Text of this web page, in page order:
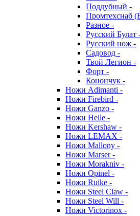
Поддубный -
Промтехснаб
Разное -
Русский Булат
Русский нож -
Садовод -
Твой Легион -
Форт -
Конончук -
Ножи Adimanti -
Ножи Firebird -
Ножи Ganzo -
Ножи Helle -
Ножи Kershaw -
Ножи LEMAX -
Ножи Mallony -
Ножи Marser -
Ножи Morakniv -
Ножи Opinel -
Ножи Ruike -
Ножи Steel Claw -
Ножи Steel Will -
Ножи Victorinox -